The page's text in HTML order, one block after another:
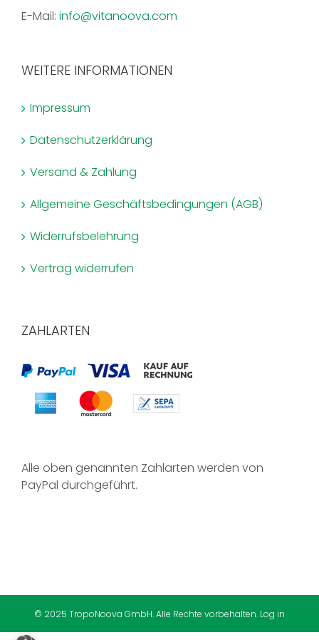
E-Mail: info@vitanoova.com
WEITERE INFORMATIONEN
Impressum
Datenschutzerklärung
Versand & Zahlung
Allgemeine Geschäftsbedingungen (AGB)
Widerrufsbelehrung
Vertrag widerrufen
ZAHLARTEN
Alle oben genannten Zahlarten werden von
PayPal durchgeführt.
© 2025 TropoNoova GmbH. Alle Rechte vorbehalten. Log in